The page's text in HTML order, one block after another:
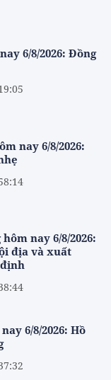
6/8/2026: Đồng
nay 6/8/2026:
nay 6/8/2026:
địa và xuất
6/8/2026: Hồ